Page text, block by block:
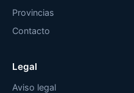
Provincias
Contacto
Legal
Aviso legal